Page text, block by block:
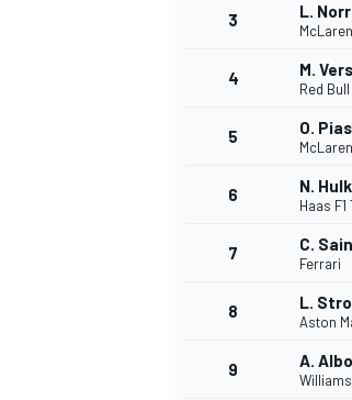
3 L.
McLaren
4 M.
Red
5 O.
McLaren
6 N.
Haas F1
7 C.
Ferrari
8 L.
Aston
9 A.
Williams